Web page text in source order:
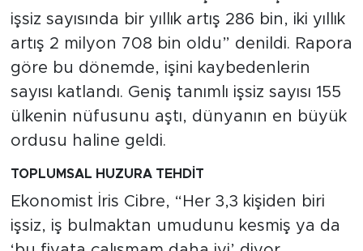
işsiz sayısında bir yıllık artış 286 bin, iki yıllık
artış 2 milyon 708 bin oldu” denildi. Rapora
göre bu dönemde, işini kaybedenlerin
sayısı katlandı. Geniş tanımlı işsiz sayısı 155
ülkenin nüfusunu aştı, dünyanın en büyük
ordusu haline geldi.
TOPLUMSAL HUZURA TEHDİT
Ekonomist İris Cibre, “Her 3,3 kişiden biri
işsiz, iş bulmaktan umudunu kesmiş ya da